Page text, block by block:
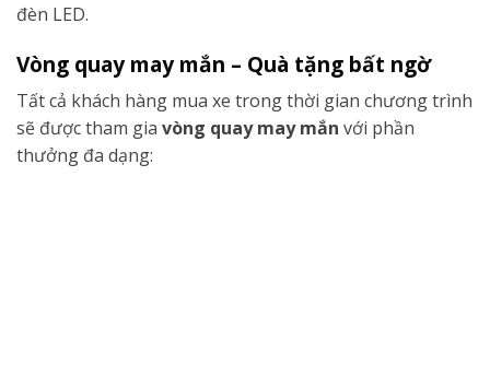
đèn LED.
Vòng quay may mắn – Quà tặng bất ngờ
Tất cả khách hàng mua xe trong thời gian chương trình
sẽ được tham gia vòng quay may mắn với phần
thưởng đa dạng: